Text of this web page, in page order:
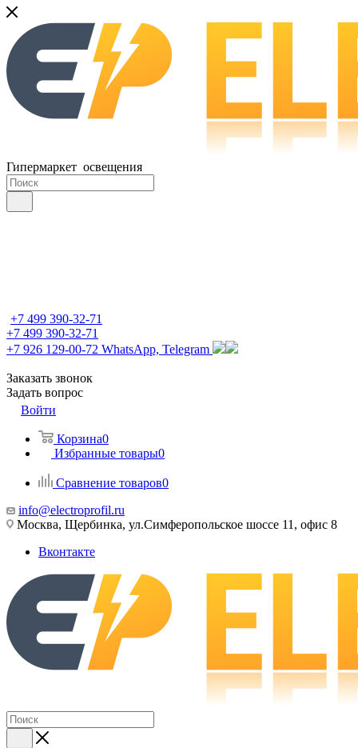
Гипермаркет освещения
+7 499 390-32-71
+7 499 390-32-71
+7 926 129-00-72 WhatsApp, Telegram
Заказать звонок
Задать вопрос
Войти
Корзина0
Избранные товары0
Сравнение товаров0
info@electroprofil.ru
Москва, Щербинка, ул.Симферопольское шоссе 11, офис 8
Вконтакте